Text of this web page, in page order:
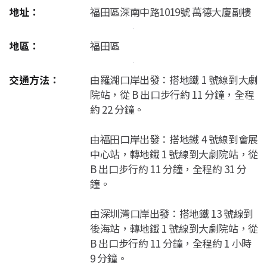
地址： 福田區深南中路1019號 萬德大廈副樓
地區： 福田區
交通方法：
由羅湖口岸出發：搭地鐵 1 號線到大劇
院站，從 B 出口步行約 11 分鐘，全程
約 22 分鐘。
由福田口岸出發：搭地鐵 4 號線到會展
中心站，轉地鐵 1 號線到大劇院站，從
B 出口步行約 11 分鐘，全程約 31 分
鐘。
由深圳灣口岸出發：搭地鐵 13 號線到
後海站，轉地鐵 1 號線到大劇院站，從
B 出口步行約 11 分鐘，全程約 1 小時
9 分鐘。